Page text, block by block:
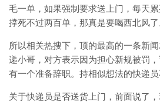
毛一单，如果强制要求送上门，每天
撑死不过两百单，那真是要喝西北风了
所以相关热搜下，顶的最高的一条新
递小哥，对方表示因为担心新规被罚
有一个准备辞职。持相似想法的快递员
关于快递员是否送货上门，前面说了